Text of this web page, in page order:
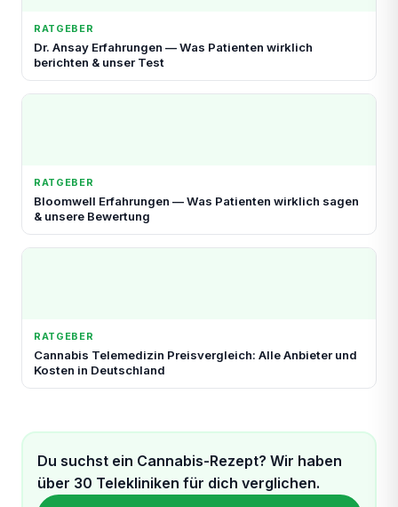
RATGEBER
Dr. Ansay Erfahrungen — Was Patienten wirklich
berichten & unser Test
RATGEBER
Bloomwell Erfahrungen — Was Patienten wirklich sagen
& unsere Bewertung
RATGEBER
Cannabis Telemedizin Preisvergleich: Alle Anbieter und
Kosten in Deutschland
Du suchst ein Cannabis-Rezept? Wir haben
über 30 Telekliniken für dich verglichen.